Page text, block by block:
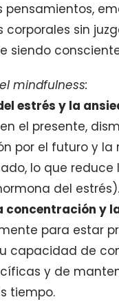
pensamientos,
corporales sin
siendo
mindfulness:
estrés y la
el presente,
por el futuro y la
lo que reduce
del estrés).
concentración y
para estar
capacidad de
y de
tiempo.